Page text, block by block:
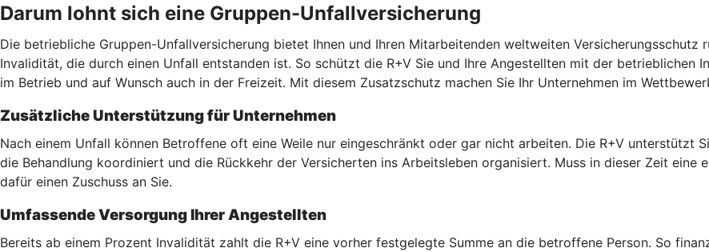
Darum lohnt sich eine Gruppen-Unfallversicherung
Die betriebliche Gruppen-Unfallversicherung bietet Ihnen und Ihren Mitarbeitenden weltweiten Versicherungsschutz
Invalidität, die durch einen Unfall entstanden ist. So schützt die R+V Sie und Ihre Angestellten mit der betrieblichen
im Betrieb und auf Wunsch auch in der Freizeit. Mit diesem Zusatzschutz machen Sie Ihr Unternehmen im
Zusätzliche Unterstützung für Unternehmen
Nach einem Unfall können Betroffene oft eine Weile nur eingeschränkt oder gar nicht arbeiten. Die R+V unterstützt
die Behandlung koordiniert und die Rückkehr der Versicherten ins Arbeitsleben organisiert. Muss in dieser Zeit
dafür einen Zuschuss an Sie.
Umfassende Versorgung Ihrer Angestellten
Bereits ab einem Prozent Invalidität zahlt die R+V eine vorher festgelegte Summe an die betroffene Person. So